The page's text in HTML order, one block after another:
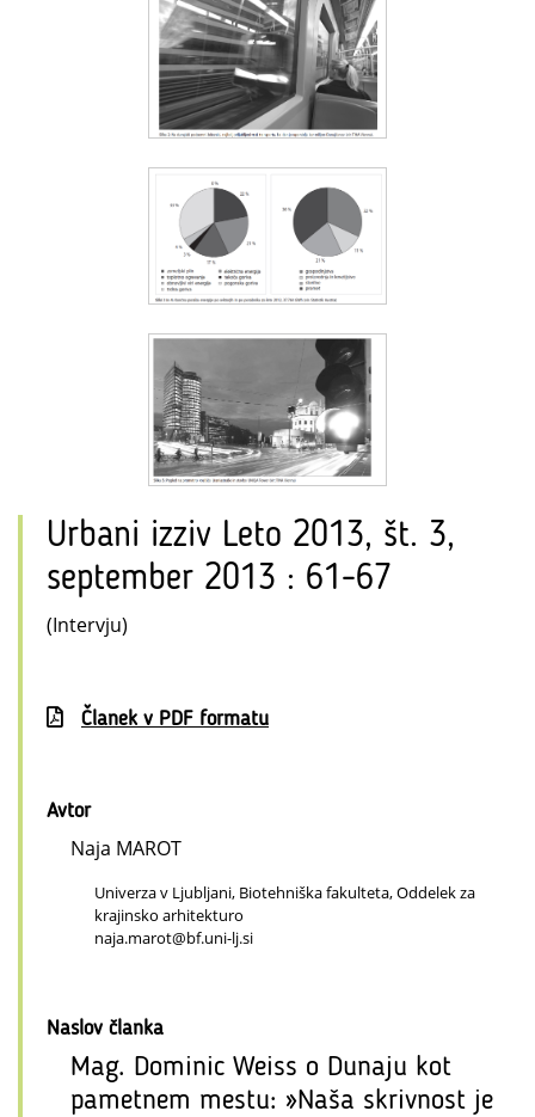
Urbani izziv Leto 2013, št. 3,
september 2013 : 61-67
(Intervju)
Članek v PDF formatu
Avtor
Naja MAROT
Univerza v Ljubljani, Biotehniška fakulteta, Oddelek za
krajinsko arhitekturo
naja.marot@bf.uni-lj.si
Naslov članka
Mag. Dominic Weiss o Dunaju kot
pametnem mestu: »Naša skrivnost je